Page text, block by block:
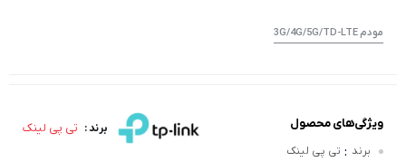
مودم 3G/4G/5G/TD-LTE
برند : تی پی لینک ویژگی‌های محصول
برند : تی پی لینک